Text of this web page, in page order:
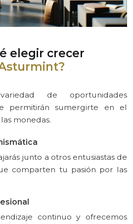
elegir crecer
de oportunidades
permitirán sumergirte en el
monedas.
junto a otros entusiastas de
comparten tu pasión por las
continuo y ofrecemos